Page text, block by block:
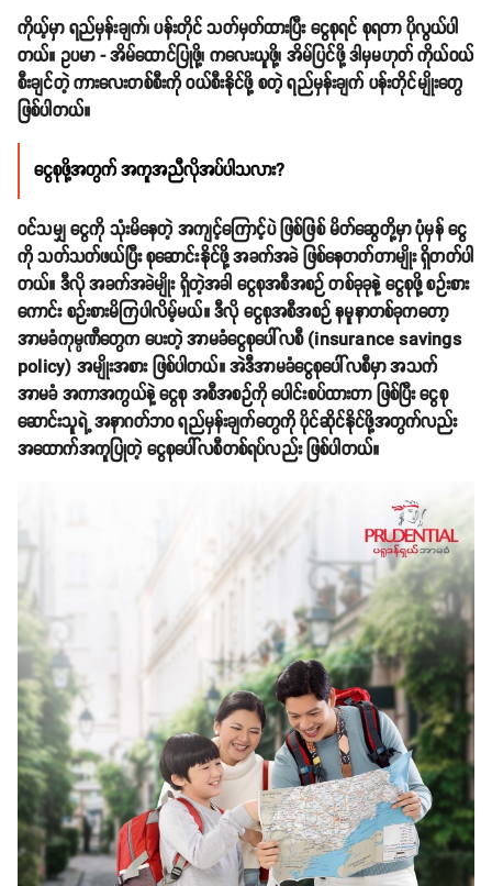
ကိုယ့်မှာ ရည်မှန်းချက်၊ ပန်းတိုင် သတ်မှတ်ထားပြီး ငွေစုရင် စုရတာ ပိုလွယ်ပါ
တယ်။ ဥပမာ - အိမ်ထောင်ပြုဖို့၊ ကလေးယူဖို့၊ အိမ်ပြင်ဖို့ ဒါမှမဟုတ် ကိုယ်ဝယ်
စီးချင်တဲ့ ကားလေးတစ်စီးကို ဝယ်စီးနိုင်ဖို့ စတဲ့ ရည်မှန်းချက် ပန်းတိုင်မျိုးတွေ
ဖြစ်ပါတယ်။
ငွေစုဖို့အတွက် အကူအညီလိုအပ်ပါသလား?
ဝင်သမျှ ငွေကို သုံးမိနေတဲ့ အကျင့်ကြောင့်ပဲ ဖြစ်ဖြစ် မိတ်ဆွေတို့မှာ ပုံမှန် ငွေ
ကို သတ်သတ်ဖယ်ပြီး စုဆောင်းနိုင်ဖို့ အခက်အခဲ ဖြစ်နေတတ်တာမျိုး ရှိတတ်ပါ
တယ်။ ဒီလို အခက်အခဲမျိုး ရှိတဲ့အခါ ငွေစုအစီအစဉ် တစ်ခုခုနဲ့ ငွေစုဖို့ စဉ်းစား
ကောင်း စဉ်းစားမိကြပါလိမ့်မယ်။ ဒီလို ငွေစုအစီအစဉ် နမူနာတစ်ခုကတော့
အာမခံကုမ္ပဏီတွေက ပေးတဲ့ အာမခံငွေစုပေါ်လစီ (insurance savings
policy) အမျိုးအစား ဖြစ်ပါတယ်။ အဲဒီအာမခံငွေစုပေါ်လစီမှာ အသက်
အာမခံ အကာအကွယ်နဲ့ ငွေစု အစီအစဉ်ကို ပေါင်းစပ်ထားတာ ဖြစ်ပြီး ငွေစု
ဆောင်းသူရဲ့ အနာဂတ်ဘဝ ရည်မှန်းချက်တွေကို ပိုင်ဆိုင်နိုင်ဖို့အတွက်လည်း
အထောက်အကူပြုတဲ့ ငွေစုပေါ်လစီတစ်ရပ်လည်း ဖြစ်ပါတယ်။